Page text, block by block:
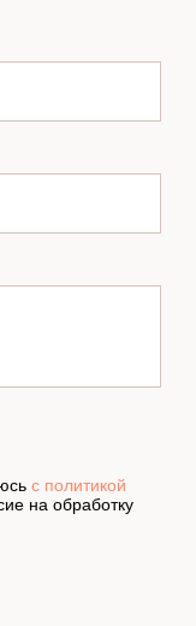
с политикой
на обработку